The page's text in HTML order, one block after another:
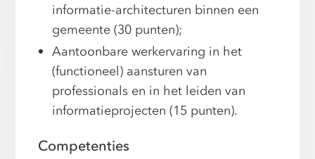
informatie-architecturen binnen een
gemeente (30 punten);
Aantoonbare werkervaring in het
(functioneel) aansturen van
professionals en in het leiden van
informatieprojecten (15 punten).
Competenties